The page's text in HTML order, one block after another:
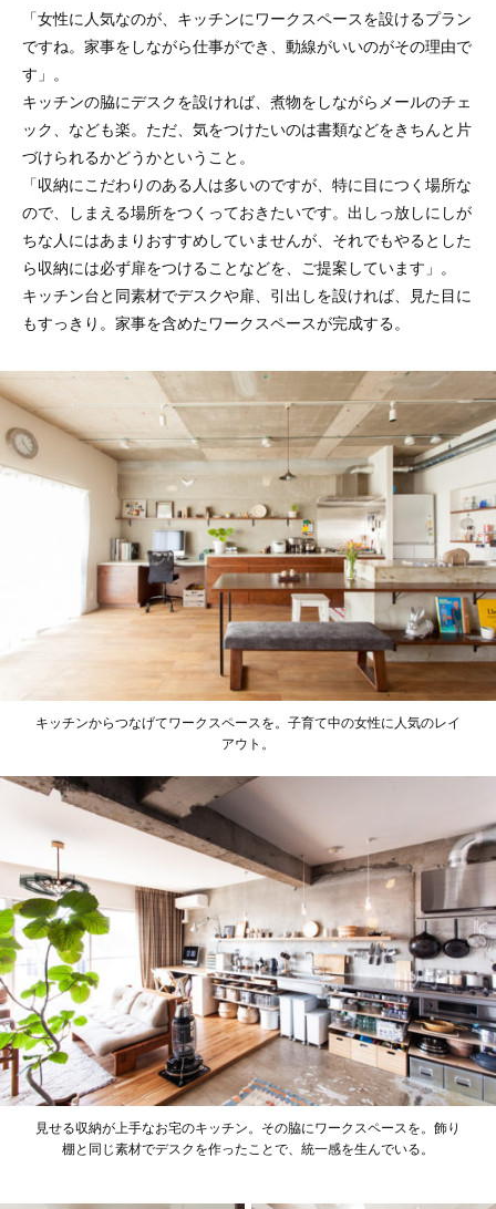
「女性に人気なのが、キッチンにワークスペースを設けるプラン
ですね。家事をしながら仕事ができ、動線がいいのがその理由で
す」。
キッチンの脇にデスクを設ければ、煮物をしながらメールのチェ
ック、なども楽。ただ、気をつけたいのは書類などをきちんと片
づけられるかどうかということ。
「収納にこだわりのある人は多いのですが、特に目につく場所な
ので、しまえる場所をつくっておきたいです。出しっ放しにしが
ちな人にはあまりおすすめしていませんが、それでもやるとした
ら収納には必ず扉をつけることなどを、ご提案しています」。
キッチン台と同素材でデスクや扉、引出しを設ければ、見た目に
もすっきり。家事を含めたワークスペースが完成する。
キッチンからつなげてワークスペースを。子育て中の女性に人気のレイ
アウト。
見せる収納が上手なお宅のキッチン。その脇にワークスペースを。飾り
棚と同じ素材でデスクを作ったことで、統一感を生んでいる。